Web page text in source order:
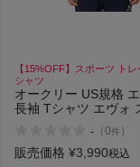
【15%OFF】スポーツ ト
シャツ
オークリー US規格
長袖 Tシャツ エヴォ
Enhance Qd Ls Tee
- （0件 ）
販売価格 ¥3,990税込